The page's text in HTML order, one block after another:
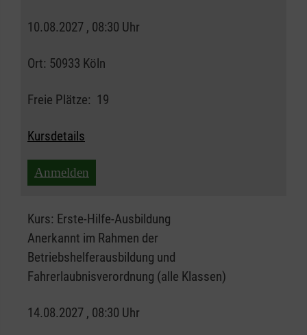
10.08.2027 , 08:30 Uhr
Ort: 50933 Köln
Freie Plätze: 19
Kursdetails
Anmelden
Kurs: Erste-Hilfe-Ausbildung
Anerkannt im Rahmen der
Betriebshelferausbildung und
Fahrerlaubnisverordnung (alle Klassen)
14.08.2027 , 08:30 Uhr